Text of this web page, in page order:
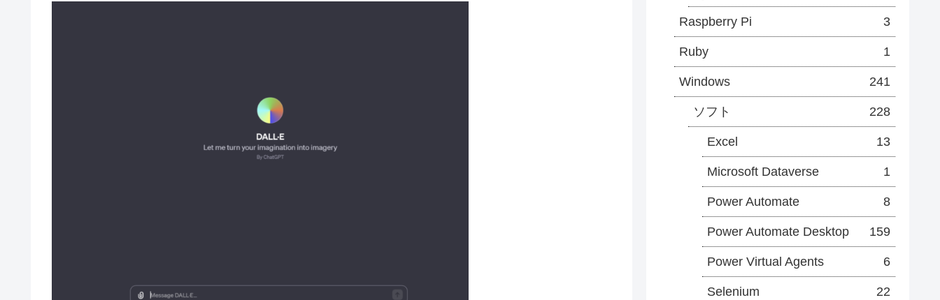
Raspberry Pi 3
Ruby 1
Windows 241
ソフト 228
Excel 13
Microsoft Dataverse 1
Power Automate 8
Power Automate Desktop 159
Power Virtual Agents 6
Selenium 22